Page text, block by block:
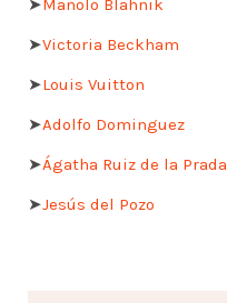
➤Victoria Beckham
➤Louis Vuitton
➤Adolfo Dominguez
➤Ágatha Ruiz de la Prada
➤Jesús del Pozo